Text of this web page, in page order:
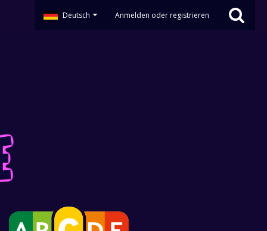
Deutsch Anmelden oder registrieren